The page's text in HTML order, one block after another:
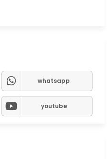
whatsapp
youtube